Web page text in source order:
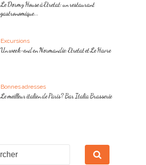
Le Dormy House à Etretat: un restaurant
gastronomique...
Excursions
Un week-end en Normandie: Etretat et Le Havre
Bonnes adresses
Le meilleur italien de Paris? Bar Italia Brasserie